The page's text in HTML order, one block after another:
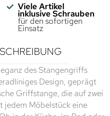
Viele Artikel
inklusive Schrauben
für den sofortigen
Einsatz
des Stangengriffs
Design, geprägt
Griffstange, die auf zwei
jedem Möbelstück eine